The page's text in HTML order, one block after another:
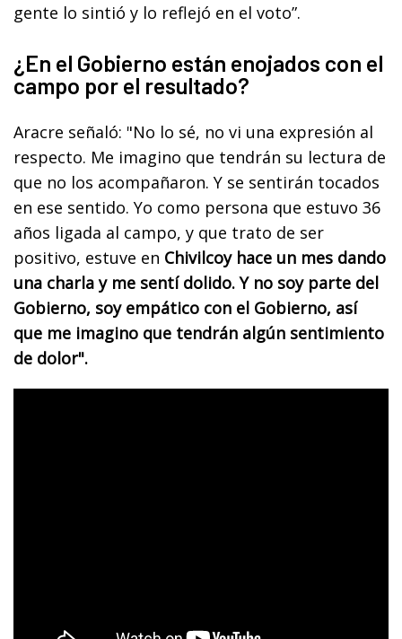
gente lo sintió y lo reflejó en el voto”.
¿En el Gobierno están enojados con el
campo por el resultado?
Aracre señaló: "No lo sé, no vi una expresión al
respecto. Me imagino que tendrán su lectura de
que no los acompañaron. Y se sentirán tocados
en ese sentido. Yo como persona que estuvo 36
años ligada al campo, y que trato de ser
positivo, estuve en Chivilcoy hace un mes dando
una charla y me sentí dolido. Y no soy parte del
Gobierno, soy empático con el Gobierno, así
que me imagino que tendrán algún sentimiento
de dolor".